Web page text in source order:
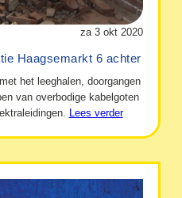
za 3 okt 2020
Haagsemarkt 6 achter
het leeghalen, doorgangen
van overbodige kabelgoten
Lees verder